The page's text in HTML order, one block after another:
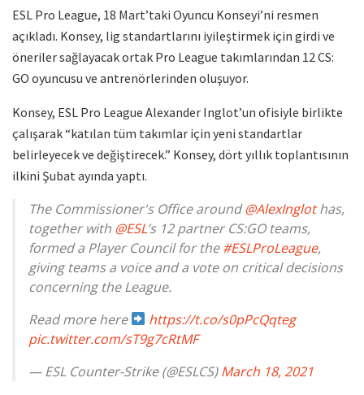
ESL Pro League, 18 Mart’taki Oyuncu Konseyi’ni resmen
açıkladı. Konsey, lig standartlarını iyileştirmek için girdi ve
öneriler sağlayacak ortak Pro League takımlarından 12 CS:
GO oyuncusu ve antrenörlerinden oluşuyor.
Konsey, ESL Pro League Alexander Inglot’un ofisiyle birlikte
çalışarak “katılan tüm takımlar için yeni standartlar
belirleyecek ve değiştirecek.” Konsey, dört yıllık toplantısının
ilkini Şubat ayında yaptı.
The Commissioner's Office around@AlexInglothas,
together with @ESL’s 12 partner CS:GO teams,
formed a Player Council for the#ESLProLeague,
giving teams a voice and a vote on critical decisions
concerning the League.
Read more here
https://t.co/s0pPcQqteg
pic.twitter.com/sT9g7cRtMF
— ESL Counter-Strike (@ESLCS)March 18, 2021